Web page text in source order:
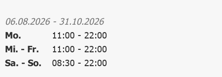
06.08.2026- 31.10.2026
Mo.
11:00 - 22:00
Mi. - Fr.
11:00 - 22:00
Sa. - So.
08:30 - 22:00